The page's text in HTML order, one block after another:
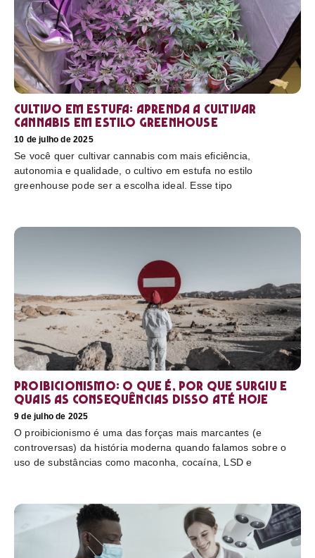
Cultivo em estufa: aprenda a cultivar
cannabis em estilo greenhouse
10 de julho de 2025
Se você quer cultivar cannabis com mais eficiência,
autonomia e qualidade, o cultivo em estufa no estilo
greenhouse pode ser a escolha ideal. Esse tipo
Proibicionismo: o que é, por que surgiu e
quais as consequências disso até hoje
9 de julho de 2025
O proibicionismo é uma das forças mais marcantes (e
controversas) da história moderna quando falamos sobre o
uso de substâncias como maconha, cocaína, LSD e